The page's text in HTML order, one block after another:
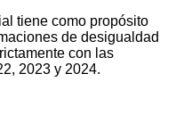
tiene como propósito
de desigualdad
con las
2023 y 2024.